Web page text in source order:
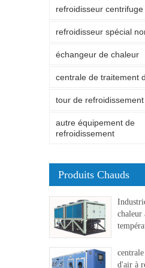
refroidisseur centrifuge
refroidisseur spécial
échangeur de chaleur
centrale de traitement
tour de refroidissement
autre équipement de
refroidissement
Produits Chauds
chaleur
d'air à